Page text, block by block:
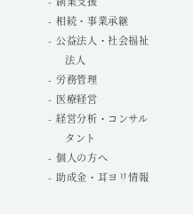
相続・事業承継
公益法人・社会福祉
法人
労務管理
医療経営
経営分析・コンサル
タント
個人の方へ
助成金・耳ヨリ情報